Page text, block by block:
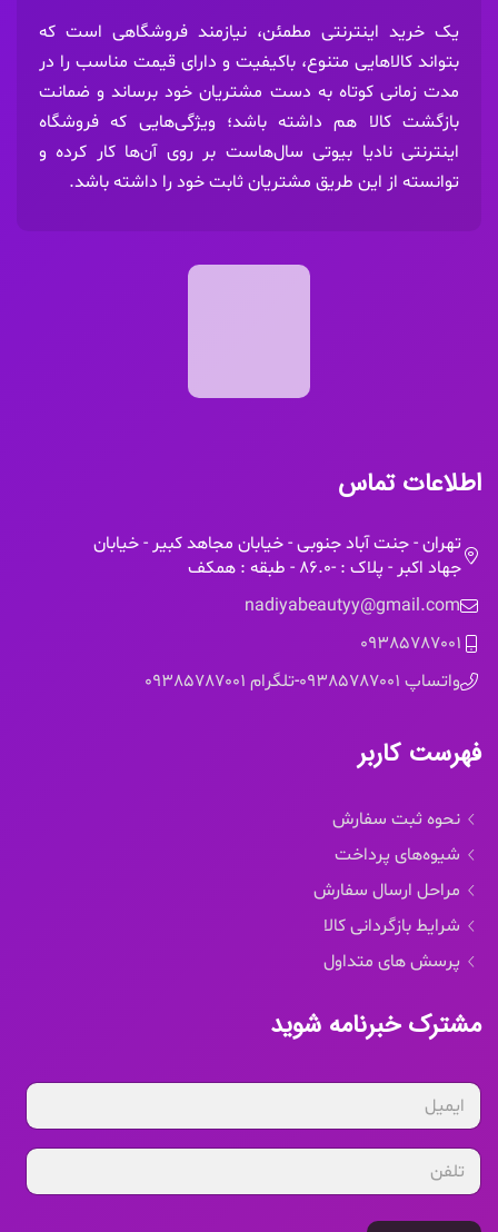
یک خرید اینترنتی مطمئن، نیازمند فروشگاهی است که
بتواند کالاهایی متنوع، باکیفیت و دارای قیمت مناسب را در
مدت زمانی کوتاه به دست مشتریان خود برساند و ضمانت
بازگشت کالا هم داشته باشد؛ ویژگی‌هایی که فروشگاه
اینترنتی نادیا بیوتی سال‌هاست بر روی آن‌ها کار کرده و
توانسته از این طریق مشتریان ثابت خود را داشته باشد.
اطلاعات تماس
تهران - جنت آباد جنوبی - خیابان مجاهد کبیر - خیابان
جهاد اکبر - پلاک : -86.0 - طبقه : همکف
nadiyabeautyy@gmail.com
09385787001
واتساپ 09385787001
-تلگرام 09385787001
فهرست کاربر
نحوه ثبت سفارش
شیوه‌های پرداخت
مراحل ارسال سفارش
شرایط بازگردانی کالا
پرسش های متداول
مشترک خبرنامه شوید